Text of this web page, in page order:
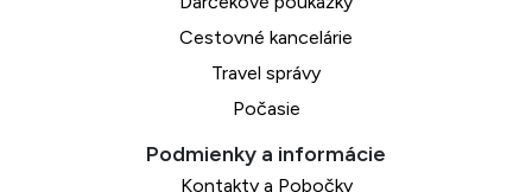
Cestovné kancelárie
Travel správy
Počasie
Kontakty a Pobočky